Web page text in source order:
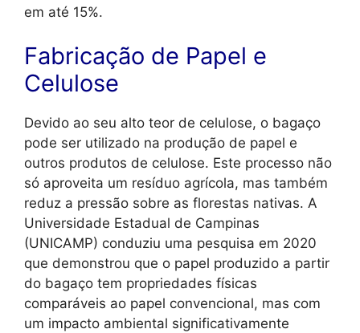
em até 15%.
Fabricação de Papel e
Celulose
Devido ao seu alto teor de celulose, o bagaço
pode ser utilizado na produção de papel e
outros produtos de celulose. Este processo não
só aproveita um resíduo agrícola, mas também
reduz a pressão sobre as florestas nativas. A
Universidade Estadual de Campinas
(UNICAMP) conduziu uma pesquisa em 2020
que demonstrou que o papel produzido a partir
do bagaço tem propriedades físicas
comparáveis ao papel convencional, mas com
um impacto ambiental significativamente